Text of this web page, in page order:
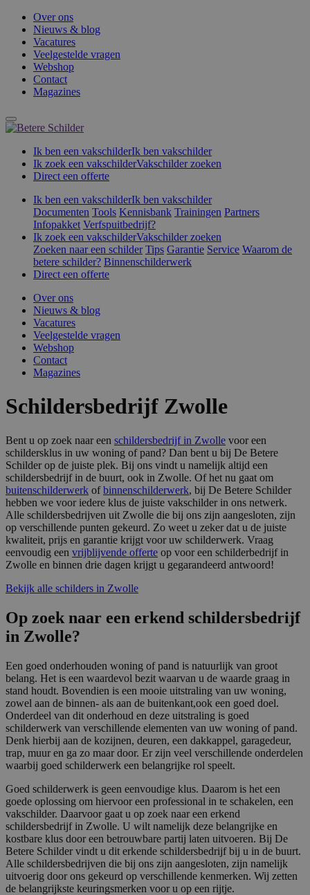
Over ons
Nieuws & blog
Vacatures
Veelgestelde vragen
Webshop
Contact
Magazines
Ik ben een vakschilderIk ben vakschilder
Ik zoek een vakschilderVakschilder zoeken
Direct een offerte
Ik ben een vakschilderIk ben vakschilder
Documenten Tools Kennisbank Trainingen Partners
Infopakket Verfspuitbedrijf?
Ik zoek een vakschilderVakschilder zoeken
Zoeken naar een schilder Tips Garantie Service Waarom de
betere schilder? Binnenschilderwerk
Direct een offerte
Over ons
Nieuws & blog
Vacatures
Veelgestelde vragen
Webshop
Contact
Magazines
Schildersbedrijf Zwolle
Bent u op zoek naar een schildersbedrijf in Zwolle voor een
schildersklus in uw woning of pand? Dan bent u bij De Betere
Schilder op de juiste plek. Bij ons vindt u namelijk altijd een
schildersbedrijf in de buurt, ook in Zwolle. Of het nu gaat om
buitenschilderwerk ofbinnenschilderwerk, bij De Betere Schilder
hebben we voor iedere klus de juiste vakschilder in ons netwerk.
Alle schildersbedrijven uit Zwolle die bij ons zijn aangesloten, zijn
op verschillende punten gekeurd. Zo weet u zeker dat u de juiste
kwaliteit, prijs en garantie krijgt voor uw schilderwerk. Vraag
eenvoudig een vrijblijvende offerte op voor een schilderbedrijf in
Zwolle en binnen drie dagen krijgt u gegarandeerd antwoord!
Bekijk alle schilders in Zwolle
Op zoek naar een erkend schildersbedrijf
in Zwolle?
Een goed onderhouden woning of pand is natuurlijk van groot
belang. Het is een waardevol bezit waarvan u de waarde graag in
stand houdt. Bovendien is een mooie uitstraling van uw woning,
zowel aan de binnen- als aan de buitenkant,ook een goed doel.
Onderdeel van dit onderhoud en deze uitstraling is goed
schilderwerk van verschillende elementen van uw woning of pand.
Denk hierbij aan de kozijnen, deuren, een dakkappel, garagedeur,
trap, muur en ga zo maar door. Er zijn veel verschillende onderdelen
waarbij goed schilderwerk een belangrijke rol speelt.
Goed schilderwerk is geen eenvoudige klus. Daarom is het een
goede oplossing om hiervoor een professional in te schakelen, een
vakschilder. Daarvoor gaat u op zoek naar een erkend
schildersbedrijf in Zwolle. U wilt namelijk deze belangrijke en
kostbare klus door een betrouwbare partij laten uitvoeren. Bij De
Betere Schilder vindt u dit erkende schildersbedrijf bij u in de buurt.
Alle schildersbedrijven die bij ons zijn aangesloten, zijn namelijk
uitvoerig door ons gekeurd op verschillende kenmerken. Wij zetten
de belangrijkste keuringsmerken voor u op een rijtje.